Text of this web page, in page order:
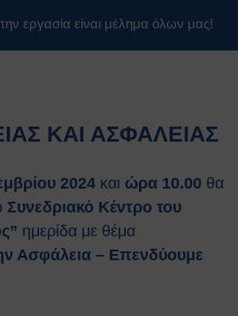
Βασικοί Κανόνες Ασφαλείας
Κανονισμός Χημικών
Εργαστηρίων
Εργαστηρίων
Κανονισμός Ακτινοπροστασίας
Κανονισμός Αθλητικών
Εγκαταστάσεων
εργασία είναι μέλημα όλων μας!
ΚΑΙ ΑΣΦΑΛΕΙΑΣ
2024 και ώρα 10.00 θα
Συνεδριακό Κέντρο του
ημερίδα με θέμα
Ασφάλεια – Επενδύουμε